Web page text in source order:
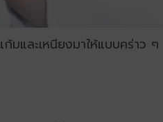
และเหนียงมาให้แบบคร่าว ๆ